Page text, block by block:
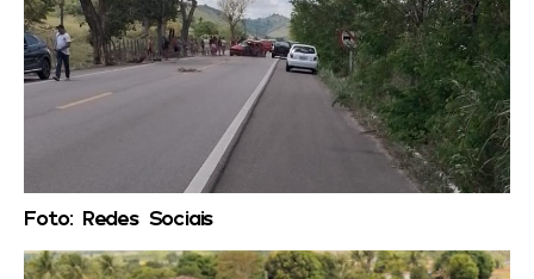
Foto: Redes Sociais